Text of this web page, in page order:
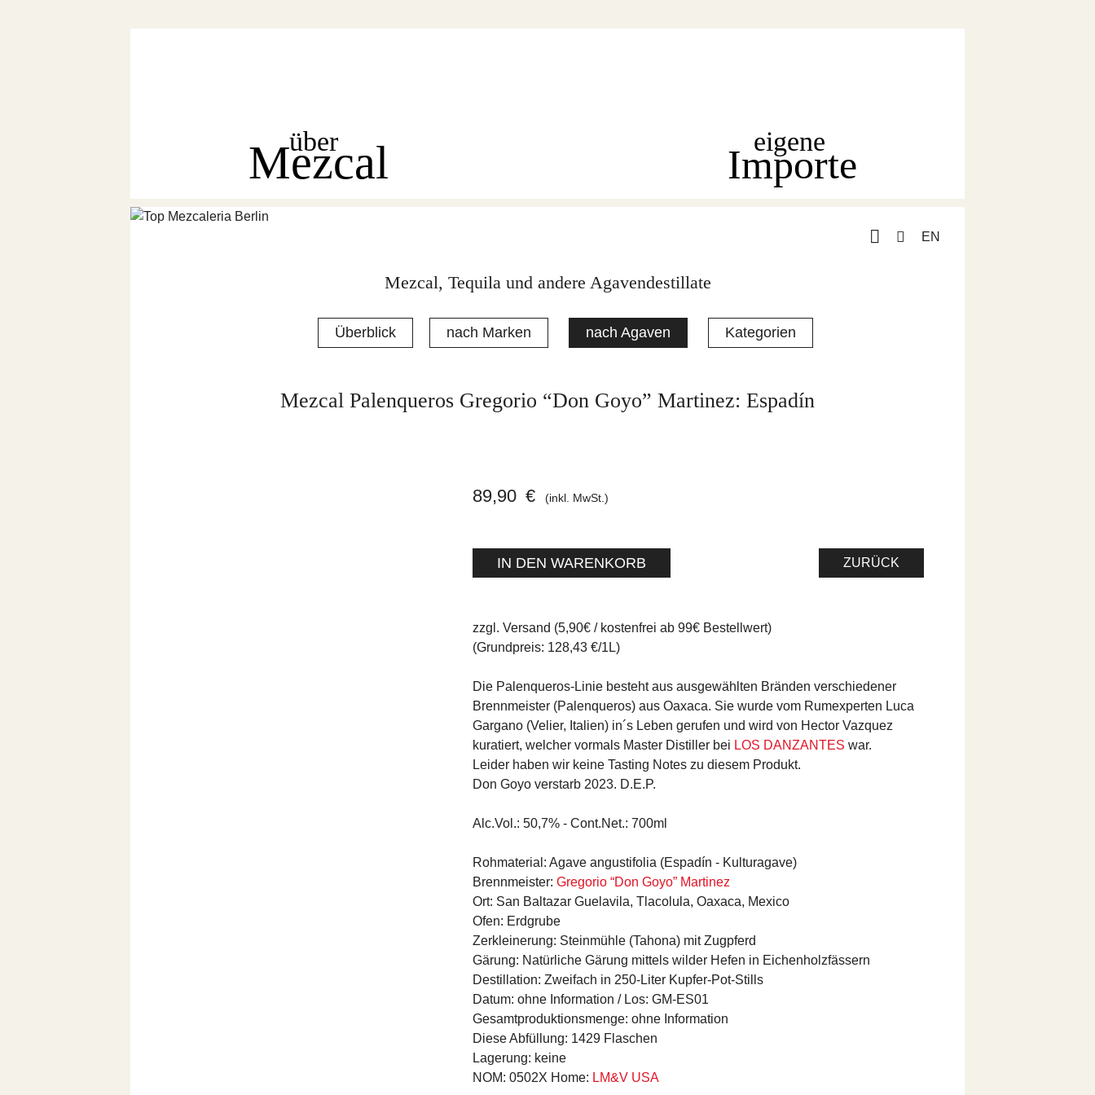
über
Mezcal eigene
Importe
EN
Mezcal, Tequila und andere Agavendestillate
Überblick nach Marken nach Agaven Kategorien
Mezcal Palenqueros Gregorio “Don Goyo” Martinez: Espadín
89,90 € (inkl. MwSt.)
ZURÜCK
zzgl. Versand (5,90€ / kostenfrei ab 99€ Bestellwert)
(Grundpreis: 128,43 €/1L)
Die Palenqueros-Linie besteht aus ausgewählten Bränden verschiedener
Brennmeister (Palenqueros) aus Oaxaca. Sie wurde vom Rumexperten Luca
Gargano (Velier, Italien) in´s Leben gerufen und wird von Hector Vazquez
kuratiert, welcher vormals Master Distiller bei LOS DANZANTES war.
Leider haben wir keine Tasting Notes zu diesem Produkt.
Don Goyo verstarb 2023. D.E.P.
Alc.Vol.: 50,7% - Cont.Net.: 700ml
Rohmaterial: Agave angustifolia (Espadín - Kulturagave)
Brennmeister: Gregorio “Don Goyo” Martinez
Ort: San Baltazar Guelavila, Tlacolula, Oaxaca, Mexico
Ofen: Erdgrube
Zerkleinerung: Steinmühle (Tahona) mit Zugpferd
Gärung: Natürliche Gärung mittels wilder Hefen in Eichenholzfässern
Destillation: Zweifach in 250-Liter Kupfer-Pot-Stills
Datum: ohne Information / Los: GM-ES01
Gesamtproduktionsmenge: ohne Information
Diese Abfüllung: 1429 Flaschen
Lagerung: keine
NOM: 0502X Home: LM&V USA